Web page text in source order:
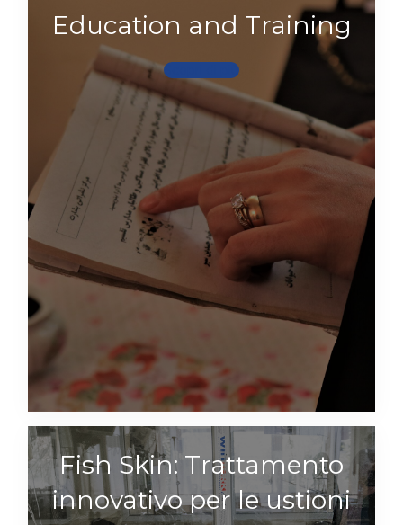
Education and Training
Scopri di più
Fish Skin: Trattamento
innovativo per le ustioni